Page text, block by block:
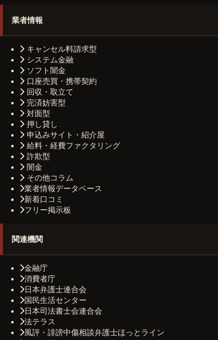
業者情報
キャンセル料請求型
システム金融
ソフト闇金
口座売買・携帯契約
回収・取立て
完済妨害型
対面型
押し貸し
申込みサイト・紹介屋
給料・経費ファクタリング
詐欺型
闇金
その他コラム
業者情報データベース
新着口コミ
フリー掲示板
関連機関
金融庁
消費者庁
日本弁護士連合会
国民生活センター
日本司法書士会連合会
法テラス
風評・誹謗中傷相談弁護士ほっとライン